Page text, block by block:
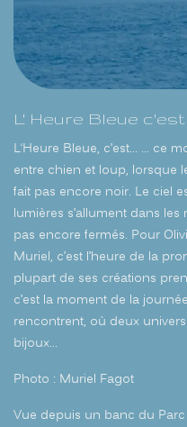
L' Heure Bleue c'est
L‘Heure Bleue, c’est… … ce
entre chien et loup, lorsque
fait pas encore noir. Le ciel
lumières s’allument dans
pas encore fermés. Pour
Muriel, c’est l’heure de la
plupart de ses créations
c’est la moment de la
rencontrent, où deux
bijoux…
Photo : Muriel Fagot
Vue depuis un banc du